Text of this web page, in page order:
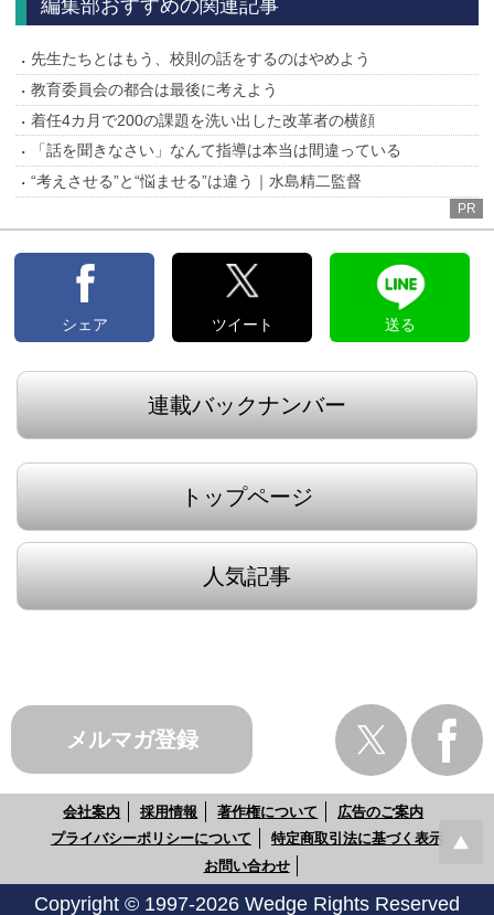
編集部おすすめの関連記事
先生たちとはもう、校則の話をするのはやめよう
教育委員会の都合は最後に考えよう
着任4カ月で200の課題を洗い出した改革者の横顔
「話を聞きなさい」なんて指導は本当は間違っている
“考えさせる”と“悩ませる”は違う｜水島精二監督
PR
シェア ツイート 送る
連載バックナンバー
トップページ
人気記事
メルマガ登録
会社案内 採用情報 著作権について
広告のご案内
プライバシーポリシーについて
特定商取引法に基づく表示
お問い合わせ
Copyright © 1997-2026 Wedge Rights Reserved